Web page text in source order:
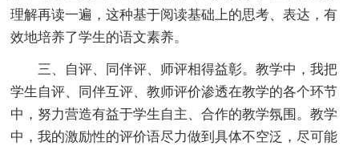
理解再读一遍，这种基于阅读基础上的思考、表达，有
效地培养了学生的语文素养。
三、自评、同伴评、师评相得益彰。教学中，我把
学生自评、同伴互评、教师评价渗透在教学的各个环节
中，努力营造有益于学生自主、合作的教学氛围。教学
中，我的激励性的评价语尽力做到具体不空泛，尽可能